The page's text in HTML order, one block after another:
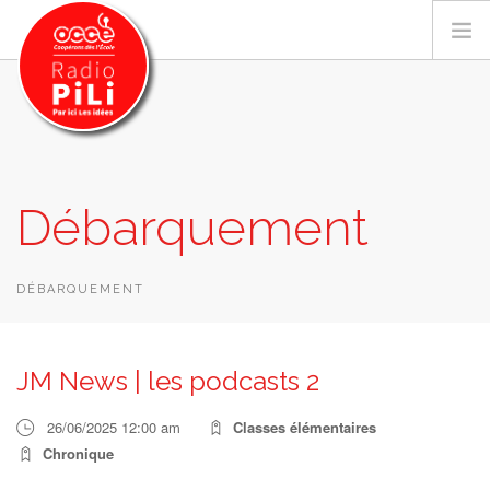
GRILLE DES PROGRAMMES
EMISSIONS / PODCASTS
SUR LE TERRITOIRE
RECHERCHER
Débarquement
DÉBARQUEMENT
JM News | les podcasts 2
26/06/2025 12:00 am
Classes élémentaires
Chronique